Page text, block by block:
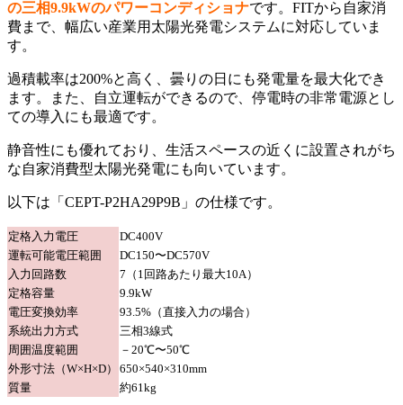
の三相9.9kWのパワーコンディショナです。FITから自家消
費まで、幅広い産業用太陽光発電システムに対応していま
す。
過積載率は200%と高く、曇りの日にも発電量を最大化でき
ます。また、自立運転ができるので、停電時の非常電源とし
ての導入にも最適です。
静音性にも優れており、生活スペースの近くに設置されがち
な自家消費型太陽光発電にも向いています。
以下は「CEPT-P2HA29P9B」の仕様です。
定格入力電圧
DC400V
運転可能電圧範囲
DC150〜DC570V
入力回路数
7（1回路あたり最大10A）
定格容量
9.9kW
電圧変換効率
93.5%（直接入力の場合）
系統出力方式
三相3線式
周囲温度範囲
－20℃〜50℃
外形寸法（W×H×D）
650×540×310mm
質量
約61kg